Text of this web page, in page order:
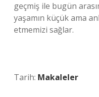
geçmiş ile bugün
yaşamın küçük ama
etmemizi sağlar.
Tarih: Makaleler